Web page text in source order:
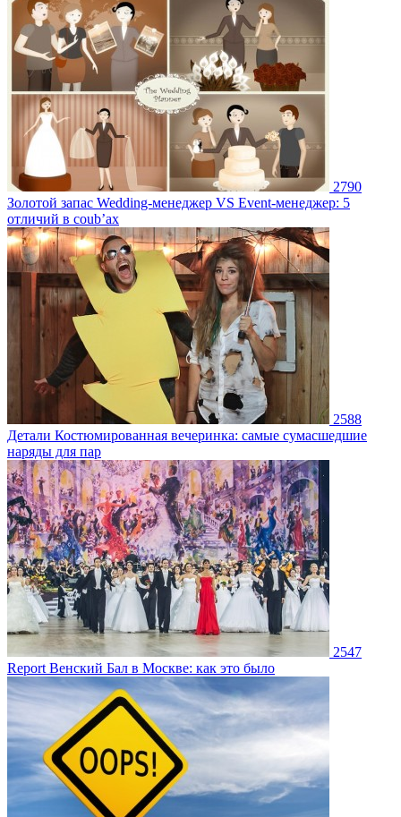
2790
Золотой запас Wedding-менеджер VS Event-менеджер: 5
отличий в coub’ах
2588
Детали Костюмированная вечеринка: самые сумасшедшие
наряды для пар
2547
Report Венский Бал в Москве: как это было